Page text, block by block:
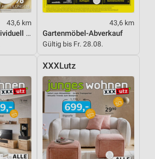
43,6 km
Wohnideen so individuell wie du!
43,6 km
Gartenmöbel-Abverkauf
Gültig bis Fr. 28.08.
XXXLutz